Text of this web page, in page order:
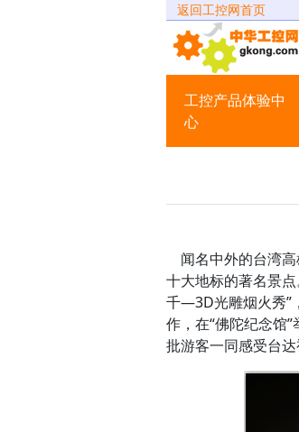
返回工控网首页
工控产品体验中
心
闻名中外的台湾高
十大地标的著名景
千—3D光雕烟火秀”
作，在“佛陀纪念馆
批游客一同感受台达